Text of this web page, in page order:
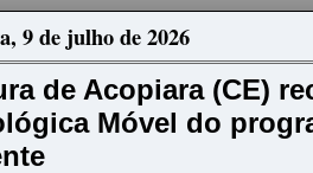
9 de julho de 2026
de Acopiara (CE)
Móvel do